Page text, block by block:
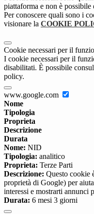
piattaforma e non è
Per conoscere quali sono i
visionare la COOKIE
Cookie necessari per il
I cookie necessari per il
disabilitati. È possibile
policy.
www.google.com
Nome
Tipologia
Proprieta
Descrizione
Durata
Nome: NID
Tipologia: analitico
Proprieta: Terze Parti
Descrizione: Questo cookie
proprietà di Google) per
interessi e mostrarti annunci
Durata: 6 mesi 3 giorni